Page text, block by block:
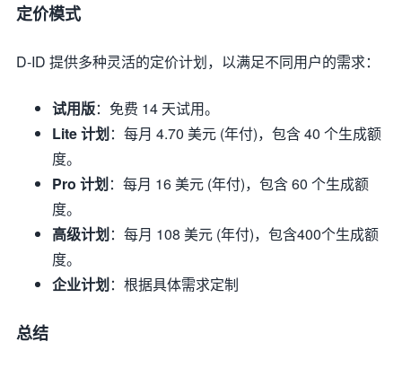
定价模式
D-ID 提供多种灵活的定价计划，以满足不同用户的需求：
试用版：免费 14 天试用。
Lite 计划：每月 4.70 美元 (年付)，包含 40 个生成额
度。
Pro 计划：每月 16 美元 (年付)，包含 60 个生成额
度。
高级计划：每月 108 美元 (年付)，包含400个生成额
度。
企业计划：根据具体需求定制
总结